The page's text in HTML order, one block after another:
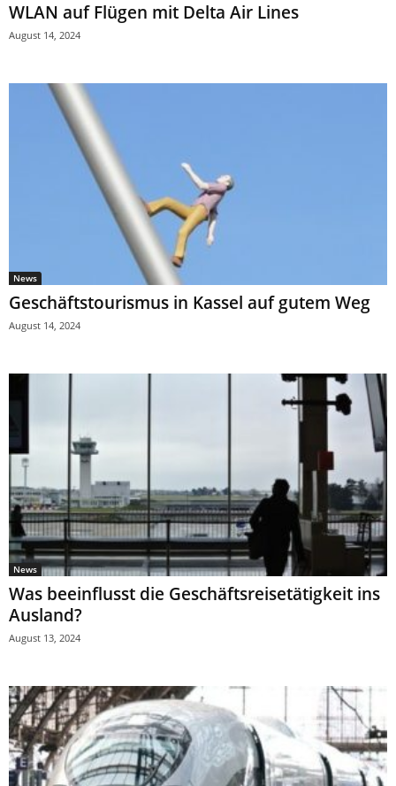
WLAN auf Flügen mit Delta Air Lines
August 14, 2024
News
Geschäftstourismus in Kassel auf gutem Weg
August 14, 2024
News
Was beeinflusst die Geschäftsreisetätigkeit ins
Ausland?
August 13, 2024